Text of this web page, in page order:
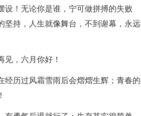
设！无论你是谁，宁可做拼搏的失败
坚持，人生就像舞台，不到谢幕，永远
，六月你好！
经历过风霜雪雨后会熠熠生辉；青春的